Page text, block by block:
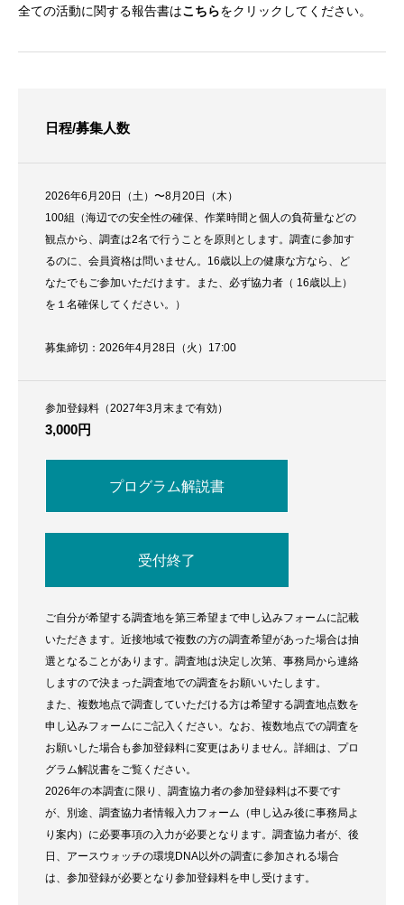
全ての活動に関する報告書はこちらをクリックしてください。
日程/募集人数
2026年6月20日（土）〜8月20日（木）
100組（海辺での安全性の確保、作業時間と個人の負荷量などの
観点から、調査は2名で行うことを原則とします。調査に参加す
るのに、会員資格は問いません。16歳以上の健康な方なら、ど
なたでもご参加いただけます。また、必ず協力者（ 16歳以上）
を１名確保してください。）
募集締切：2026年4月28日（火）17:00
参加登録料（2027年3月末まで有効）
3,000円
プログラム解説書
受付終了
ご自分が希望する調査地を第三希望まで申し込みフォームに記載
いただきます。近接地域で複数の方の調査希望があった場合は抽
選となることがあります。調査地は決定し次第、事務局から連絡
しますので決まった調査地での調査をお願いいたします。
また、複数地点で調査していただける方は希望する調査地点数を
申し込みフォームにご記入ください。なお、複数地点での調査を
お願いした場合も参加登録料に変更はありません。詳細は、プロ
グラム解説書をご覧ください。
2026年の本調査に限り、調査協力者の参加登録料は不要です
が、別途、調査協力者情報入力フォーム（申し込み後に事務局よ
り案内）に必要事項の入力が必要となります。調査協力者が、後
日、アースウォッチの環境DNA以外の調査に参加される場合
は、参加登録が必要となり参加登録料を申し受けます。